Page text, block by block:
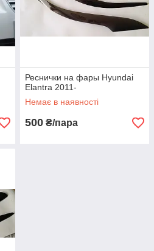
Реснички на фары Hyundai
Elantra 2011-
Немає в наявності
500 ₴/пара